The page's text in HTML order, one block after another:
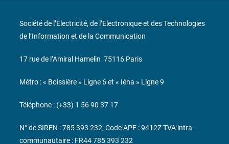
Société de l’Electricité, de l’Electronique et des Technologies
de l’Information et de la Communication
17 rue de l’Amiral Hamelin 75116 Paris
Métro : « Boissière » Ligne 6 et « Iéna » Ligne 9
Téléphone : (+33) 1 56 90 37 17
N° de SIREN : 785 393 232, Code APE : 9412Z TVA intra-
communautaire : FR44 785 393 232